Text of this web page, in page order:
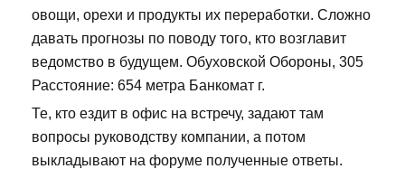
овощи, орехи и продукты их переработки. Сложно
давать прогнозы по поводу того, кто возглавит
ведомство в будущем. Обуховской Обороны, 305
Расстояние: 654 метра Банкомат г.
Те, кто ездит в офис на встречу, задают там
вопросы руководству компании, а потом
выкладывают на форуме полученные ответы.